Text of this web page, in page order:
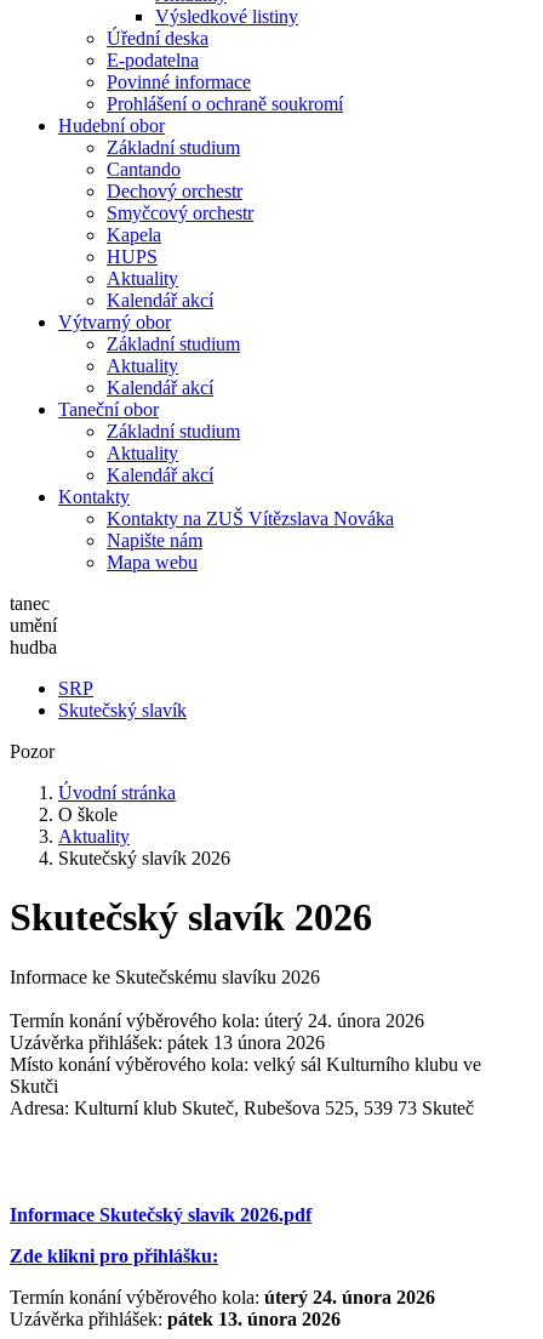
Výsledkové listiny
Úřední deska
E-podatelna
Povinné informace
Prohlášení o ochraně soukromí
Hudební obor
Základní studium
Cantando
Dechový orchestr
Smyčcový orchestr
Kapela
HUPS
Aktuality
Kalendář akcí
Výtvarný obor
Základní studium
Aktuality
Kalendář akcí
Taneční obor
Základní studium
Aktuality
Kalendář akcí
Kontakty
Kontakty na ZUŠ Vítězslava Nováka
Napište nám
Mapa webu
tanec
umění
hudba
SRP
Skutečský slavík
Pozor
Úvodní stránka
O škole
Aktuality
Skutečský slavík 2026
Skutečský slavík 2026
Informace ke Skutečskému slavíku 2026
Termín konání výběrového kola: úterý 24. února 2026
Uzávěrka přihlášek: pátek 13 února 2026
Místo konání výběrového kola: velký sál Kulturního klubu ve
Skutči
Adresa: Kulturní klub Skuteč, Rubešova 525, 539 73 Skuteč
Informace Skutečský slavík 2026.pdf
Zde klikni pro přihlášku:
Termín konání výběrového kola: úterý 24. února 2026
Uzávěrka přihlášek: pátek 13. února 2026